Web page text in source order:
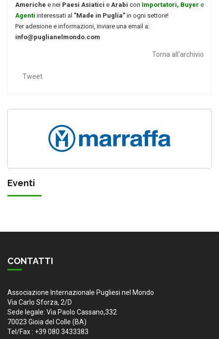
Americhe e nei Paesi Asiatici e Arabi con Importatori, Buyer e
Agenti interessati al "Made in Puglia" in ogni settore!
Per adesione e informazioni, inviare una email a:
info@puglianelmondo.com
Torna all'archivio
Tweet
Eventi
CONTATTI
Associazione Internazionale Pugliesi nel Mondo
Via Carlo Sforza, 2/D
Sede legale: Via Paolo Cassano,332
70023 Gioia del Colle (BA)
Tel/Fax : +39 080 3433383